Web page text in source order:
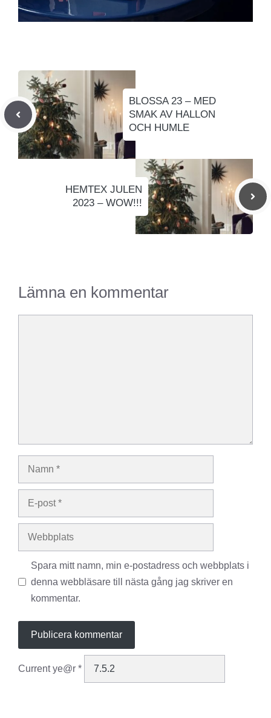
BLOSSA 23 – MED
SMAK AV HALLON
OCH HUMLE
HEMTEX JULEN
2023 – WOW!!!
Lämna en kommentar
Namn
Webbplats
Spara mitt namn, min e-postadress och webbplats i
denna webbläsare till nästa gång jag skriver en
kommentar.
Current ye@r *